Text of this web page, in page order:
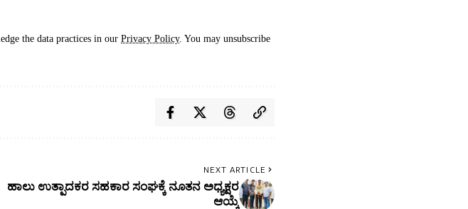
the data practices in our Privacy Policy. You may unsubscribe
NEXT ARTICLE
ಹಾಲು ಉತ್ಪಾದಕರ ಸಹಕಾರ ಸಂಘಕ್ಕೆ ನೂತನ ಅಧ್ಯಕ್ಷರ
ಆಯ್ಕೆ